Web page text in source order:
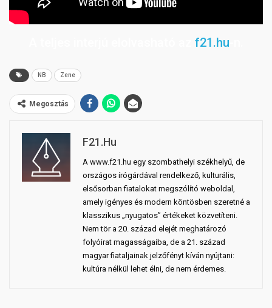
f21.hu
NB Zene
Megosztás
F21.hu
A www.f21.hu egy szombathelyi székhelyű, de
országos írógárdával rendelkező, kulturális,
elsősorban fiatalokat megszólító weboldal,
amely igényes és modern köntösben szeretné a
klasszikus „nyugatos” értékeket közvetíteni.
Nem tör a 20. század elejét meghatározó
folyóirat magasságaiba, de a 21. század
magyar fiataljainak jelzőfényt kíván nyújtani:
kultúra nélkül lehet élni, de nem érdemes.